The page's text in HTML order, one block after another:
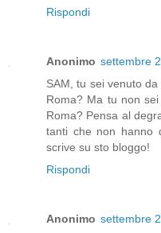
Rispondi
Anonimo settembre
SAM, tu sei venuto
Roma? Ma tu non
Roma? Pensa al
tanti che non hanno
scrive su sto bloggo!
Rispondi
Anonimo settembre